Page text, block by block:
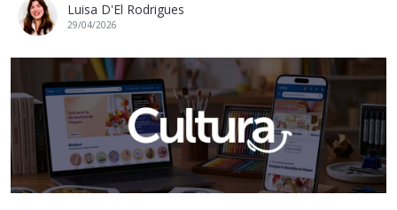
Luisa D'El Rodrigues
29/04/2026